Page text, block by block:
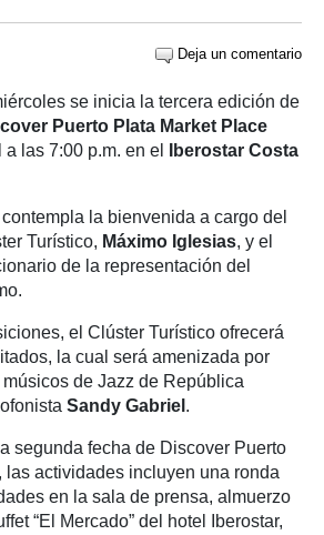
Deja un comentario
se inicia la tercera edición de
Puerto Plata Market Place
las 7:00 p.m. en el Iberostar Costa
la bienvenida a cargo del
Turístico, Máximo Iglesias, y el
de la representación del
el Clúster Turístico ofrecerá
la cual será amenizada por
de Jazz de República
Sandy Gabriel .
segunda fecha de Discover Puerto
las actividades incluyen una ronda
en la sala de prensa, almuerzo
“El Mercado” del hotel Iberostar,